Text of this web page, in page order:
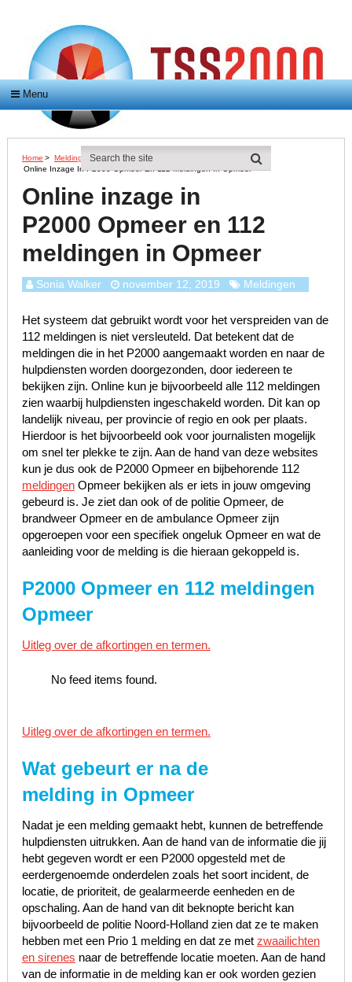
Menu
Home > Meldingen >
Online Inzage In P2000 Opmeer En 112 Meldingen In Opmeer
Online inzage in
P2000 Opmeer en 112
meldingen in Opmeer
Sonia Walker november 12, 2019 Meldingen
Het systeem dat gebruikt wordt voor het verspreiden van de
112 meldingen is niet versleuteld. Dat betekent dat de
meldingen die in het P2000 aangemaakt worden en naar de
hulpdiensten worden doorgezonden, door iedereen te
bekijken zijn. Online kun je bijvoorbeeld alle 112 meldingen
zien waarbij hulpdiensten ingeschakeld worden. Dit kan op
landelijk niveau, per provincie of regio en ook per plaats.
Hierdoor is het bijvoorbeeld ook voor journalisten mogelijk
om snel ter plekke te zijn. Aan de hand van deze websites
kun je dus ook de P2000 Opmeer en bijbehorende 112
meldingenOpmeer bekijken als er iets in jouw omgeving
gebeurd is. Je ziet dan ook of de politie Opmeer, de
brandweer Opmeer en de ambulance Opmeer zijn
opgeroepen voor een specifiek ongeluk Opmeer en wat de
aanleiding voor de melding is die hieraan gekoppeld is.
P2000 Opmeer en 112 meldingen
Opmeer
Uitleg over de afkortingen en termen.
No feed items found.
Uitleg over de afkortingen en termen.
Wat gebeurt er na de
melding in Opmeer
Nadat je een melding gemaakt hebt, kunnen de betreffende
hulpdiensten uitrukken. Aan de hand van de informatie die jij
hebt gegeven wordt er een P2000 opgesteld met de
eerdergenoemde onderdelen zoals het soort incident, de
locatie, de prioriteit, de gealarmeerde eenheden en de
opschaling. Aan de hand van dit beknopte bericht kan
bijvoorbeeld de politie Noord-Holland zien dat ze te maken
hebben met een Prio 1 melding en dat ze met zwaailichten
en sirenes naar de betreffende locatie moeten. Aan de hand
van de informatie in de melding kan er ook worden gezien